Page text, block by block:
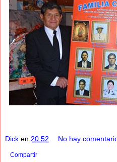
Dick en 20:52 No hay
Compartir